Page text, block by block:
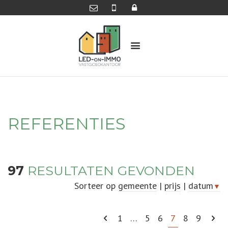
REFERENTIES
97 RESULTATEN GEVONDEN
Sorteer op gemeente | prijs | datum ▼
1 … 5 6 7 8 9